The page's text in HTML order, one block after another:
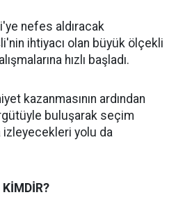
nefes aldıracak
ihtiyacı olan büyük ölçekli
hızlı başladı.
kazanmasının ardından
buluşarak seçim
izleyecekleri yolu da